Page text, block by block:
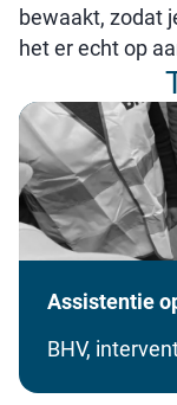
bewaakt, zodat
het er echt op
Assistentie
BHV,